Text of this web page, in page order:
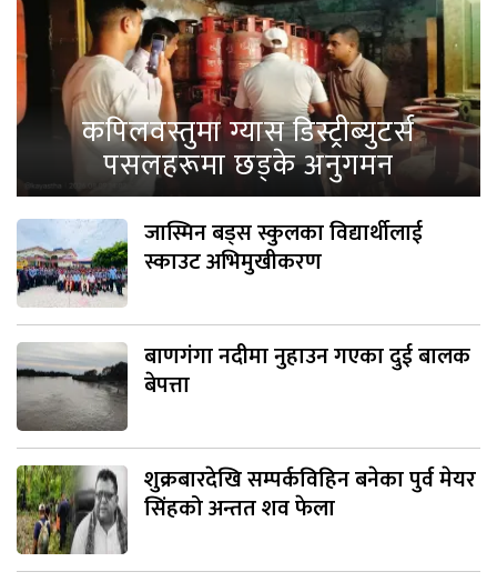
कपिलवस्तुमा ग्यास डिस्ट्रीब्युटर्स
पसलहरूमा छड्के अनुगमन
जास्मिन बड्स स्कुलका विद्यार्थीलाई
स्काउट अभिमुखीकरण
बाणगंगा नदीमा नुहाउन गएका दुई बालक
बेपत्ता
शुक्रबारदेखि सम्पर्कविहिन बनेका पुर्व मेयर
सिंहको अन्तत शव फेला